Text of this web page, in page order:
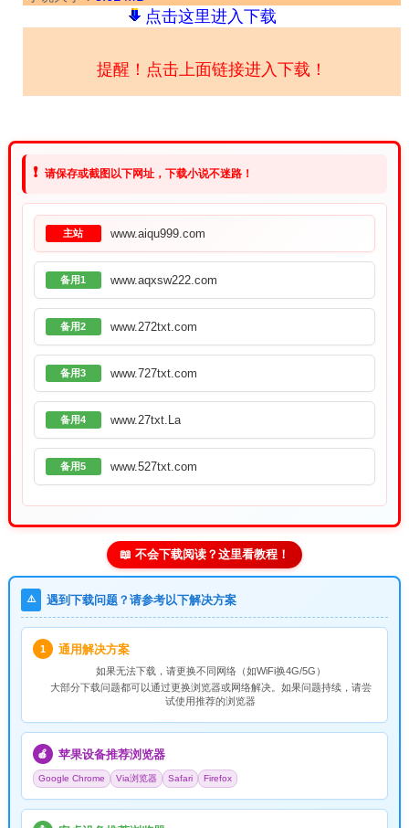
点击这里进入下载
提醒！点击上面链接进入下载！
❗ 请保存或截图以下网址，下载小说不迷路！
主站 www.aiqu999.com
备用1 www.aqxsw222.com
备用2 www.272txt.com
备用3 www.727txt.com
备用4 www.27txt.La
备用5 www.527txt.com
📖 不会下载阅读？这里看教程！
⚠️ 遇到下载问题？请参考以下解决方案
1 通用解决方案
如果无法下载，请更换不同网络（如WiFi换4G/5G）
大部分下载问题都可以通过更换浏览器或网络解决。如果问题持续，请尝
试使用推荐的浏览器
🍎 苹果设备推荐浏览器
Google Chrome Via浏览器 Safari Firefox